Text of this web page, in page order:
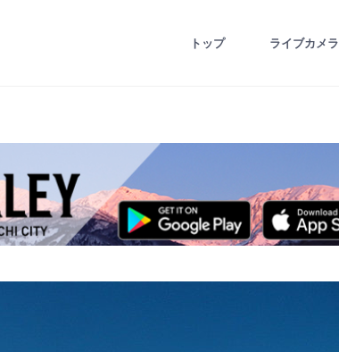
トップ ライブカメラ